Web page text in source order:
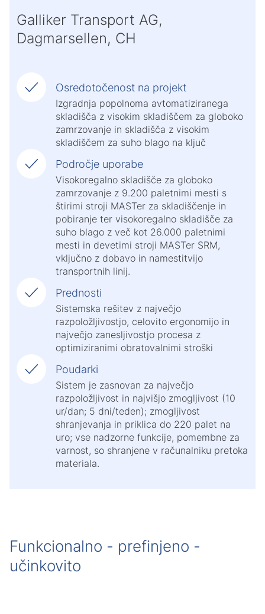
Galliker Transport AG,
Dagmarsellen, CH
Osredotočenost na projekt
Izgradnja popolnoma avtomatiziranega
skladišča z visokim skladiščem za globoko
zamrzovanje in skladišča z visokim
skladiščem za suho blago na ključ
Področje uporabe
Visokoregalno skladišče za globoko
zamrzovanje z 9.200 paletnimi mesti s
štirimi stroji MASTer za skladiščenje in
pobiranje ter visokoregalno skladišče za
suho blago z več kot 26.000 paletnimi
mesti in devetimi stroji MASTer SRM,
vključno z dobavo in namestitvijo
transportnih linij.
Prednosti
Sistemska rešitev z največjo
razpoložljivostjo, celovito ergonomijo in
največjo zanesljivostjo procesa z
optimiziranimi obratovalnimi stroški
Poudarki
Sistem je zasnovan za največjo
razpoložljivost in najvišjo zmogljivost (10
ur/dan; 5 dni/teden); zmogljivost
shranjevanja in priklica do 220 palet na
uro; vse nadzorne funkcije, pomembne za
varnost, so shranjene v računalniku pretoka
materiala.
Funkcionalno - prefinjeno -
učinkovito